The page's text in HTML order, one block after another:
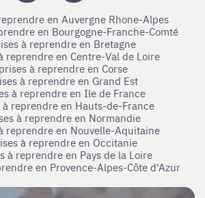
en Auvergne Rhone-Alpes
en Bourgogne-Franche-Comté
à reprendre en Bretagne
reprendre en Centre-Val de Loire
à reprendre en Corse
à reprendre en Grand Est
à reprendre en Ile de France
reprendre en Hauts-de-France
à reprendre en Normandie
reprendre en Nouvelle-Aquitaine
à reprendre en Occitanie
à reprendre en Pays de la Loire
en Provence-Alpes-Côte d'Azur